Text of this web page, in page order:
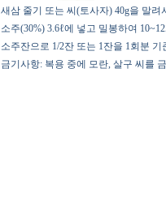
새삼 줄기 또는 씨(토사자) 40g을 말려
소주(30%) 3.6ℓ에 넣고 밀봉하여
소주잔으로 1/2잔 또는 1잔을 1회분
금기사항: 복용 중에 모란, 살구 씨를